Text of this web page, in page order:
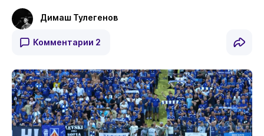
Димаш Тулегенов
Комментарии 2